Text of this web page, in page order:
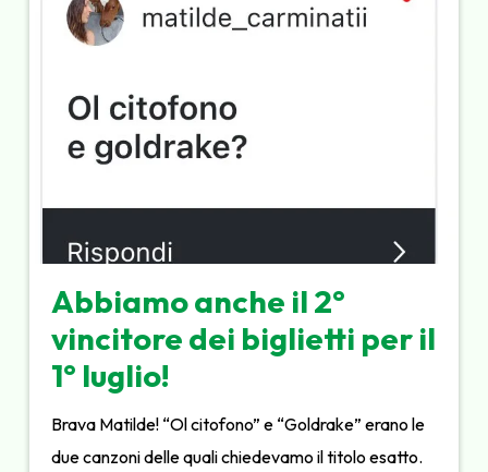
Abbiamo anche il 2°
vincitore dei biglietti per il
1° luglio!
Brava Matilde! “Ol citofono” e “Goldrake” erano le
due canzoni delle quali chiedevamo il titolo esatto.